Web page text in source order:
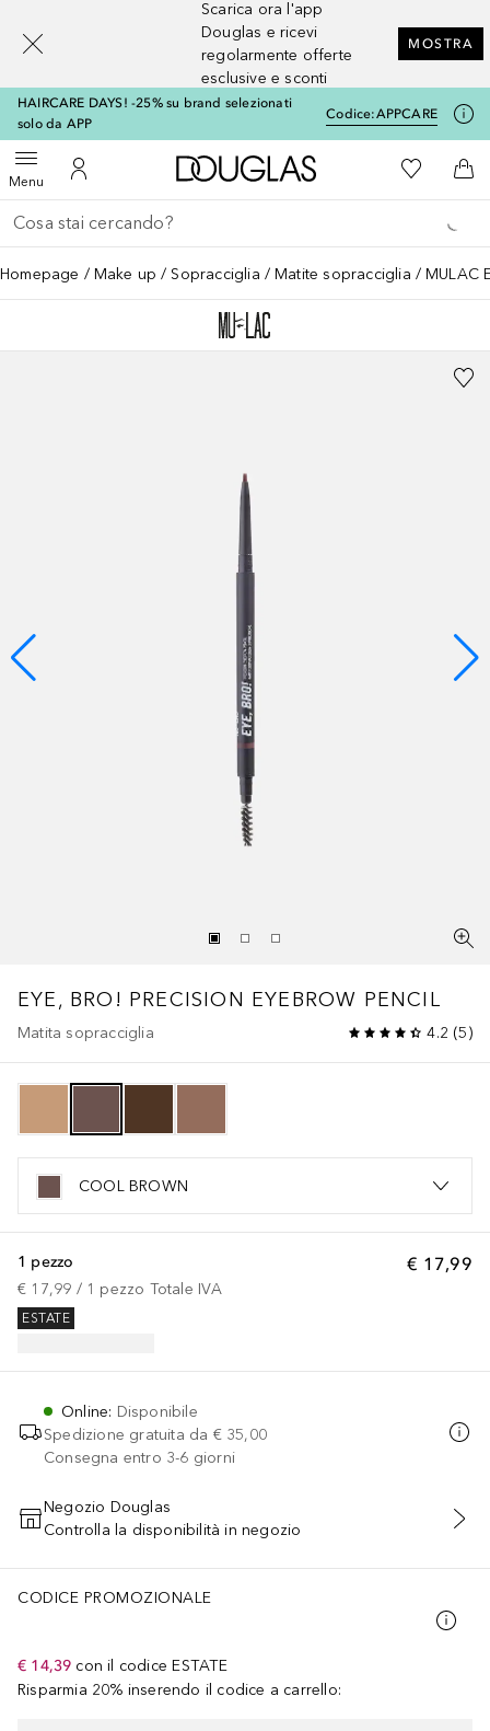
Scarica ora l'app
Douglas e ricevi
regolarmente offerte
esclusive e sconti
MOSTRA
HAIRCARE DAYS! -25% su brand selezionati
solo da APP
Codice:APPCARE
MenuApri menuAl Mio Account
A Douglas HomeAlla Mia
Al
Torna indietro
Esegui ricerca
Homepage Make up Sopracciglia Matite sopracciglia MULAC
EYE, BRO! PRECISION EYEBROW PENCIL
Matita sopracciglia 4.2 (5)
COOL BROWN
€ 17,99
1 pezzo
€ 17,99 / 1 pezzo Totale IVA
ESTATE
Online: Disponibile
Spedizione gratuita da € 35,00
Consegna entro 3-6 giorni
AGGIUNGI AL CARRELLO
Negozio Douglas
Controlla la disponibilità in negozio
CODICE PROMOZIONALE
€ 14,39 con il codice ESTATE
Risparmia 20% inserendo il codice a carrello:
[navigation.slideout.screenreader]